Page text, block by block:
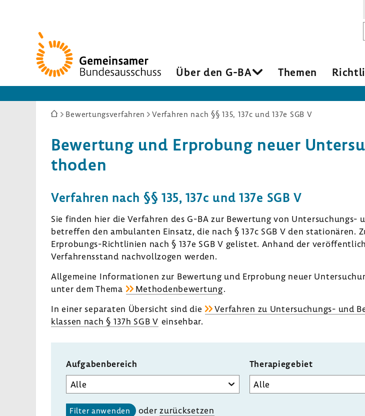
Zur
Startseite
Über den G-BA Themen
Sie
hier:
Bewertungsverfahren Verfahren nach §§ 135, 137c und 137e SGB V
Bewer­tung und Erpro­bung neuer
thoden
Verfahren nach §§ 135, 137c und 137e SGB V
Sie finden hier die Verfahren des G-BA zur Bewer­tung von Untersuchungs-​
betreffen den ambu­lanten Einsatz, die nach § 137c SGB V den statio­nären.
Erprobungs-​Richtlinien nach § 137e SGB V gelistet. Anhand der
Verfah­rens­stand nach­voll­zogen werden.
Allge­meine Infor­ma­tionen zur Bewer­tung und Erpro­bung neuer
unter dem Thema
Metho­den­be­wer­tung.
In einer sepa­raten Über­sicht sind die
Verfahren zu Untersuchungs-​ und
klassen nach § 137h SGB V einsehbar.
Aufgabenbereich Therapiegebiet
oderzurück­setzen